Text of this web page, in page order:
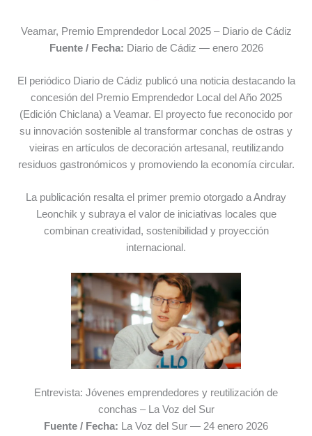
Veamar, Premio Emprendedor Local 2025 – Diario de Cádiz
Fuente / Fecha: Diario de Cádiz — enero 2026
El periódico Diario de Cádiz publicó una noticia destacando la
concesión del Premio Emprendedor Local del Año 2025
(Edición Chiclana) a Veamar. El proyecto fue reconocido por
su innovación sostenible al transformar conchas de ostras y
vieiras en artículos de decoración artesanal, reutilizando
residuos gastronómicos y promoviendo la economía circular.
La publicación resalta el primer premio otorgado a Andray
Leonchik y subraya el valor de iniciativas locales que
combinan creatividad, sostenibilidad y proyección
internacional.
Entrevista: Jóvenes emprendedores y reutilización de
conchas – La Voz del Sur
Fuente / Fecha: La Voz del Sur — 24 enero 2026